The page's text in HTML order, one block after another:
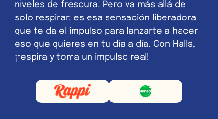
niveles de frescura. Pero va más allá de
solo respirar: es esa sensación liberadora
que te da el impulso para lanzarte a hacer
eso que quieres en tu día a día. Con Halls,
¡respira y toma un impulso real!